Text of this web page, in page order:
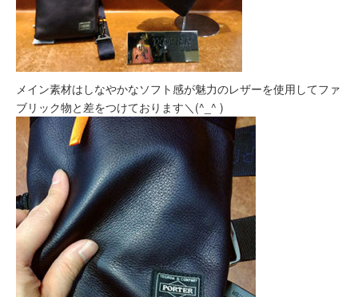
メイン素材はしなやかなソフト感が魅力のレザーを使用してファ
ブリック物と差をつけております＼(^_^ )